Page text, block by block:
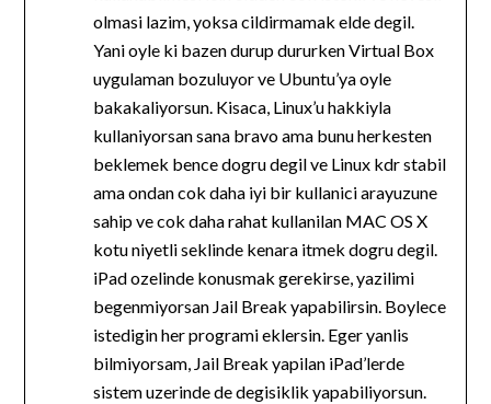
olmasi lazim, yoksa cildirmamak elde degil.
Yani oyle ki bazen durup dururken Virtual Box
uygulaman bozuluyor ve Ubuntu’ya oyle
bakakaliyorsun. Kisaca, Linux’u hakkiyla
kullaniyorsan sana bravo ama bunu herkesten
beklemek bence dogru degil ve Linux kdr stabil
ama ondan cok daha iyi bir kullanici arayuzune
sahip ve cok daha rahat kullanilan MAC OS X
kotu niyetli seklinde kenara itmek dogru degil.
iPad ozelinde konusmak gerekirse, yazilimi
begenmiyorsan Jail Break yapabilirsin. Boylece
istedigin her programi eklersin. Eger yanlis
bilmiyorsam, Jail Break yapilan iPad’lerde
sistem uzerinde de degisiklik yapabiliyorsun.